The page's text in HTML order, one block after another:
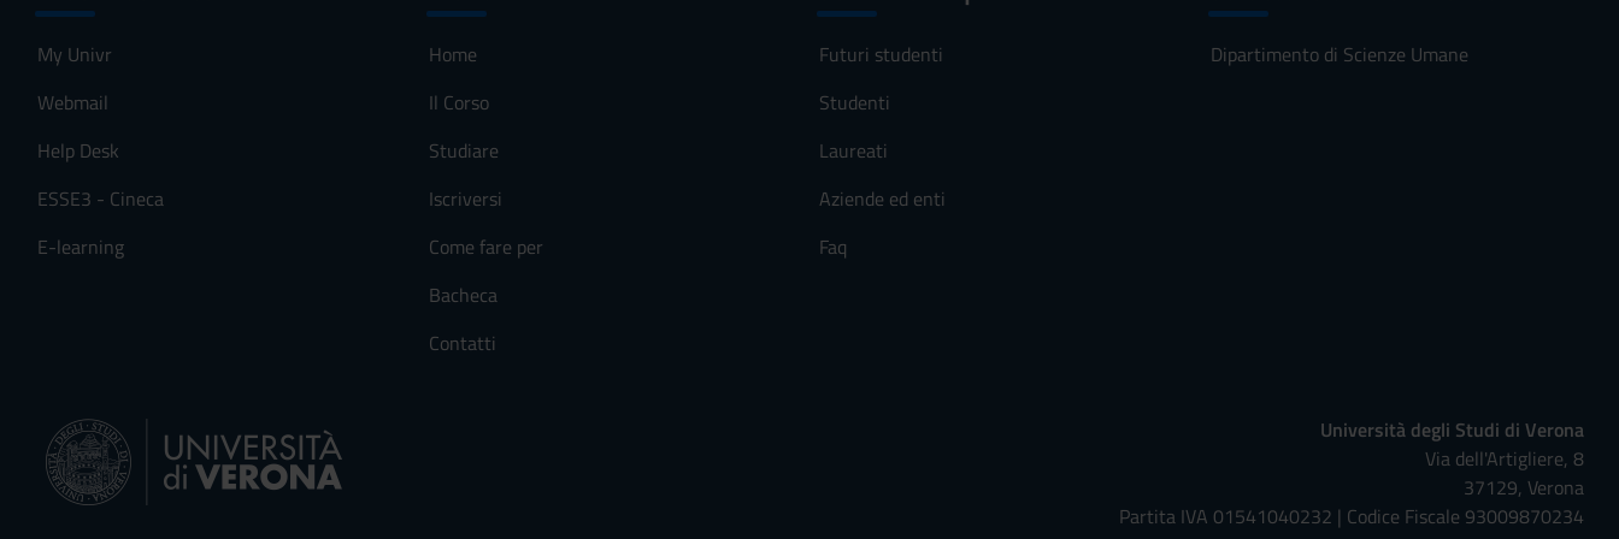
My Univr
Webmail
Help Desk
ESSE3 - Cineca
E-learning
Home
Il Corso
Studiare
Iscriversi
Come fare per
Bacheca
Contatti
Futuri studenti
Studenti
Laureati
Aziende ed enti
Faq
Dipartimento di Scienze Umane
Università degli Studi di Verona
Via dell'Artigliere, 8
37129, Verona
Partita IVA 01541040232 | Codice Fiscale 93009870234